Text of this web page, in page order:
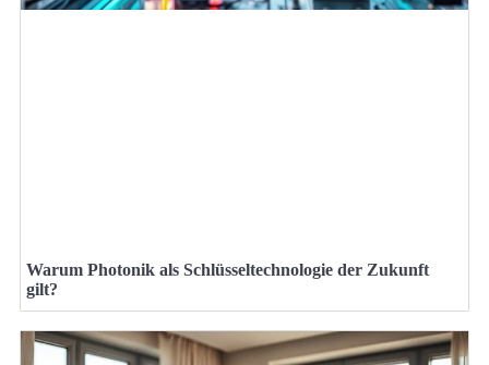
Warum Photonik als Schlüsseltechnologie der Zukunft
gilt?